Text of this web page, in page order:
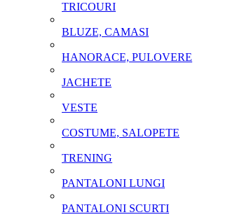
TRICOURI
BLUZE, CAMASI
HANORACE, PULOVERE
JACHETE
VESTE
COSTUME, SALOPETE
TRENING
PANTALONI LUNGI
PANTALONI SCURTI